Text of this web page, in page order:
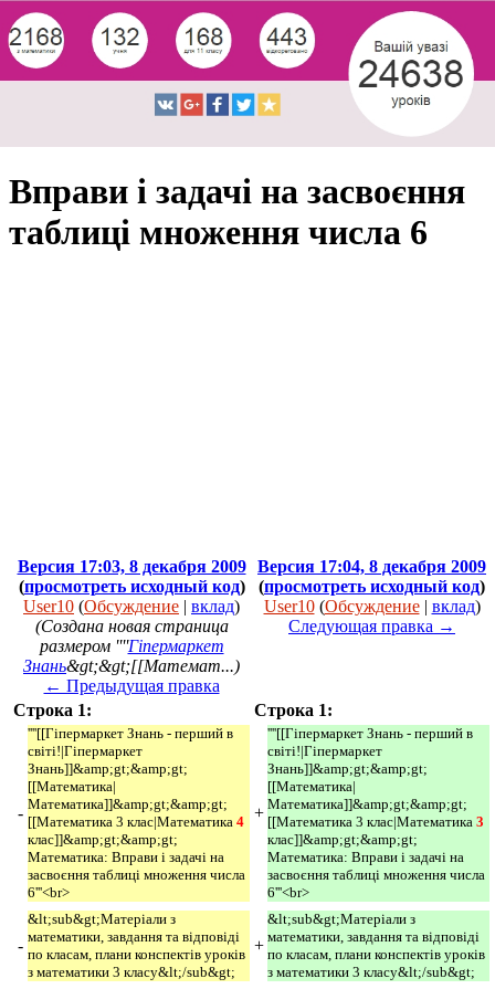
Вправи і задачі на засвоєння
таблиці множення числа 6
Версия 17:03, 8 декабря 2009
(просмотреть исходный код)
User10 (Обсуждение | вклад)
(Создана новая страница
размером ''''Гіпермаркет
Знань&gt;&gt;[[Математ...)
← Предыдущая правка
Версия 17:04, 8 декабря 2009
(просмотреть исходный код)
User10 (Обсуждение| вклад)
Следующая правка →
Строка 1: Строка 1:
-
''''[[Гіпермаркет Знань - перший в
світі!|Гіпермаркет
Знань]]&amp;gt;&amp;gt;
[[Математика|
Математика]]&amp;gt;&amp;gt;
[[Математика 3 клас|Математика
клас]]&amp;gt;&amp;gt;
Математика: Вправи і задачі на
засвоєння таблиці множення числа
6'''<br>
+
''''[[Гіпермаркет Знань - перший в
світі!|Гіпермаркет
Знань]]&amp;gt;&amp;gt;
[[Математика|
Математика]]&amp;gt;&amp;gt;
[[Математика 3 клас|Математика
клас]]&amp;gt;&amp;gt;
Математика: Вправи і задачі на
засвоєння таблиці множення числа
6'''<br>
-
&lt;sub&gt;Матеріали з
математики, завдання та відповіді
по класам, плани конспектів уроків
з математики 3 класу&lt;/sub&gt;
+
&lt;sub&gt;Матеріали з
математики, завдання та відповіді
по класам, плани конспектів уроків
з математики 3 класу&lt;/sub&gt;